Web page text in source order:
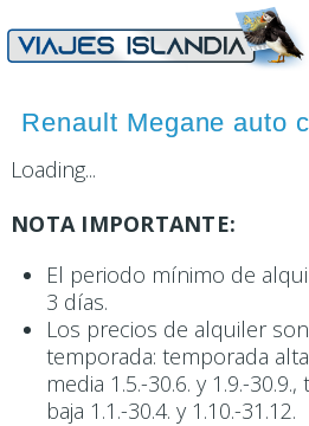
Renault Megane auto
Loading...
NOTA IMPORTANTE:
El periodo mínimo de
3 días.
Los precios de alquiler
temporada: temporada
media 1.5.-30.6. y 1.9.-
baja 1.1.-30.4. y 1.10.-31.12.